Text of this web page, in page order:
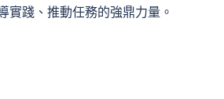
實踐、推動任務的強鼎力量。